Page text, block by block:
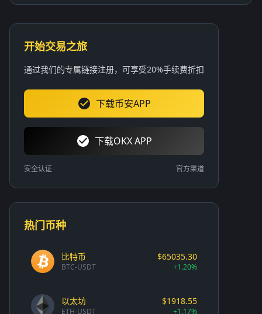
开始交易之旅
通过我们的专属链接注册，可享受20%手续费折扣
下载币安APP
下载OKX APP
安全认证 官方渠道
热门币种
比特币
BTC-USDT
$65035.30
+1.20%
以太坊
ETH-USDT
$1918.55
+1.17%